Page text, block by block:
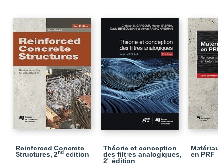
Reinforced Concrete
Structures, 2nd edition
Théorie et conception
des filtres analogiques,
2e édition
en PRF